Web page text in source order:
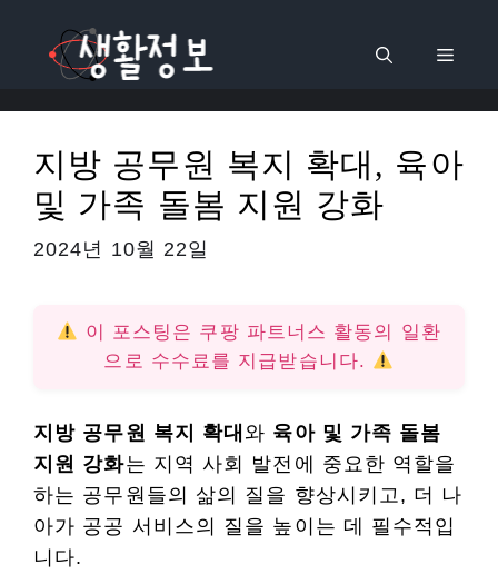
로
메
지방 공무원 복지 확대, 육아
및 가족 돌봄 지원 강화
2024년 10월 22일
이 포스팅은 쿠팡 파트너스 활동의 일환
으로 수수료를 지급받습니다.
지방 공무원 복지 확대 와 육아 및 가족 돌봄
지원 강화는 지역 사회 발전에 중요한 역할을
하는 공무원들의 삶의 질을 향상시키고, 더 나
아가 공공 서비스의 질을 높이는 데 필수적입
니다.